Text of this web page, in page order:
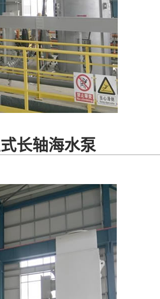
长轴海水泵